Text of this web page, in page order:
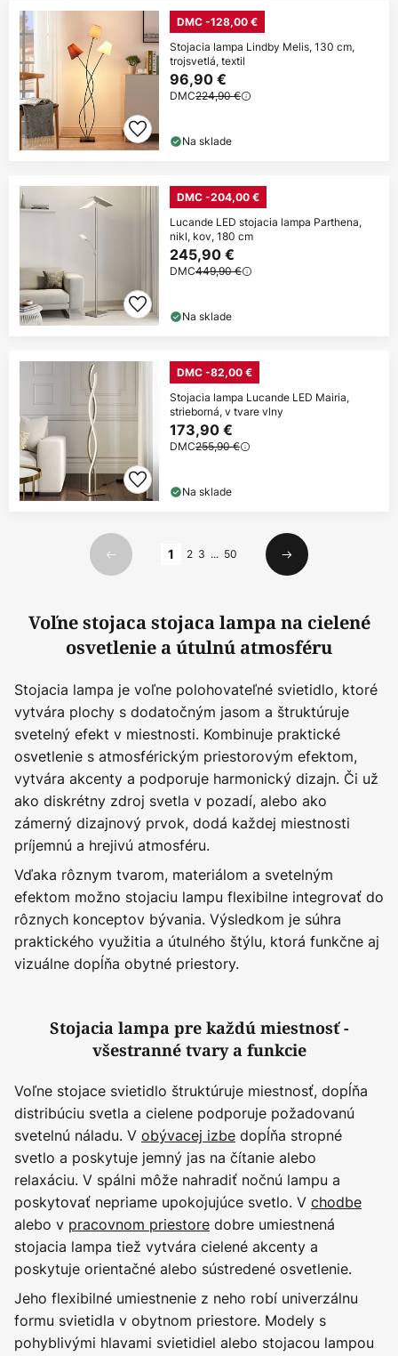
DMC -128,00 €
Stojacia lampa Lindby Melis, 130 cm,
trojsvetlá, textil
96,90 €
DMC224,90 €
Na sklade
DMC -204,00 €
Lucande LED stojacia lampa Parthena,
nikl, kov, 180 cm
245,90 €
DMC449,90 €
Na sklade
DMC -82,00 €
Stojacia lampa Lucande LED Mairia,
strieborná, v tvare vlny
173,90 €
DMC255,90 €
Na sklade
Predchádzajúci
1 2 3 ... 50
Ďalší
Voľne stojaca stojaca lampa na cielené
osvetlenie a útulnú atmosféru
Stojacia lampa je voľne polohovateľné svietidlo, ktoré
vytvára plochy s dodatočným jasom a štruktúruje
svetelný efekt v miestnosti. Kombinuje praktické
osvetlenie s atmosférickým priestorovým efektom,
vytvára akcenty a podporuje harmonický dizajn. Či už
ako diskrétny zdroj svetla v pozadí, alebo ako
zámerný dizajnový prvok, dodá každej miestnosti
príjemnú a hrejivú atmosféru.
Vďaka rôznym tvarom, materiálom a svetelným
efektom možno stojaciu lampu flexibilne integrovať do
rôznych konceptov bývania. Výsledkom je súhra
praktického využitia a útulného štýlu, ktorá funkčne aj
vizuálne dopĺňa obytné priestory.
Stojacia lampa pre každú miestnosť -
všestranné tvary a funkcie
Voľne stojace svietidlo štruktúruje miestnosť, dopĺňa
distribúciu svetla a cielene podporuje požadovanú
svetelnú náladu. V obývacej izbe dopĺňa stropné
svetlo a poskytuje jemný jas na čítanie alebo
relaxáciu. V spálni môže nahradiť nočnú lampu a
poskytovať nepriame upokojujúce svetlo. V chodbe
alebo v pracovnom priestore dobre umiestnená
stojacia lampa tiež vytvára cielené akcenty a
poskytuje orientačné alebo sústredené osvetlenie.
Jeho flexibilné umiestnenie z neho robí univerzálnu
formu svietidla v obytnom priestore. Modely s
pohyblivými hlavami svietidiel alebo stojacou lampou